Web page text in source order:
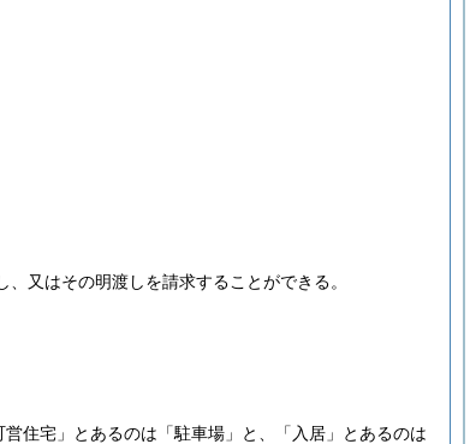
又はその明渡しを請求することができる。
営住宅」とあるのは「駐車場」と、「入居」とあるのは